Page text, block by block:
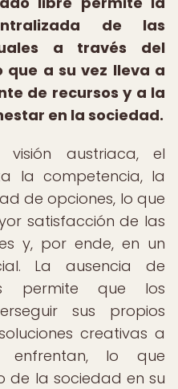
de las
a través del
que a su vez lleva a
de recursos y a la
en la sociedad.
austriaca, el
la competencia, la
de opciones, lo que
satisfacción de las
y, por ende, en un
La ausencia de
permite que los
sus propios
creativas a
enfrentan, lo que
de la sociedad en su